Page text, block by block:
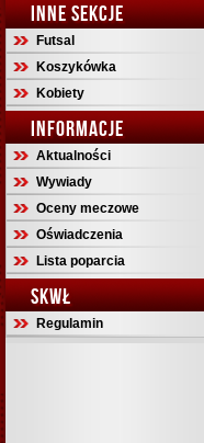
INNE SEKCJE
Futsal
Koszykówka
Kobiety
INFORMACJE
Aktualności
Wywiady
Oceny meczowe
Oświadczenia
Lista poparcia
SKWŁ
Regulamin